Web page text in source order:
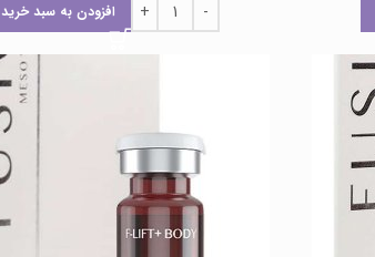
افزودن به سبد خرید